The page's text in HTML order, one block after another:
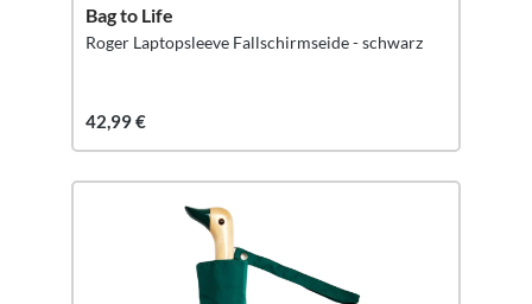
Bag to Life
Roger Laptopsleeve Fallschirmseide - schwarz
42,99 €